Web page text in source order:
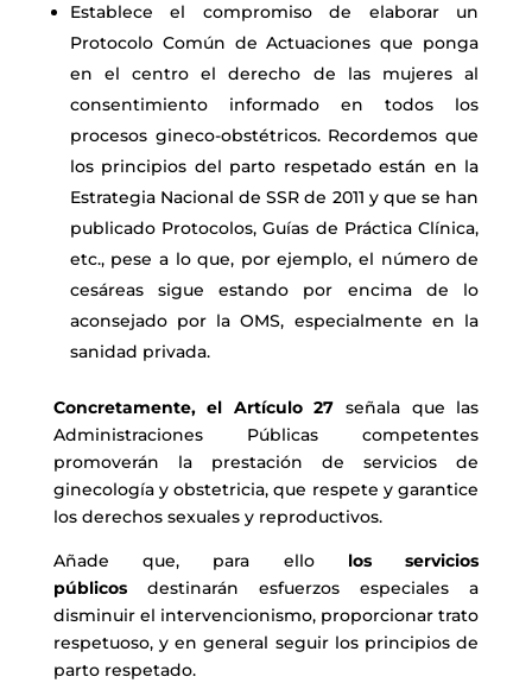
Establece el compromiso de elaborar un
Protocolo Común de Actuaciones que ponga
en el centro el derecho de las mujeres al
consentimiento informado en todos los
procesos gineco-obstétricos. Recordemos que
los principios del parto respetado están en la
Estrategia Nacional de SSR de 2011 y que se han
publicado Protocolos, Guías de Práctica Clínica,
etc., pese a lo que, por ejemplo, el número de
cesáreas sigue estando por encima de lo
aconsejado por la OMS, especialmente en la
sanidad privada.
Concretamente, el Artículo 27señala que las
Administraciones Públicas competentes
promoverán la prestación de servicios de
ginecología y obstetricia, que respete y garantice
los derechos sexuales y reproductivos.
Añade que, para ello los servicios
públicosdestinarán esfuerzos especiales a
disminuir el intervencionismo, proporcionar trato
respetuoso, y en general seguir los principios de
parto respetado.